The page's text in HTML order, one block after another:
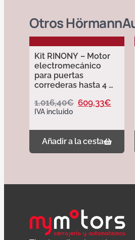
OtrosHörmann
Kit RINONY – Motor
electromecánico
para puertas
correderas hasta 4 m
1.016,40€ 609,33€
IVA incluido
Añadir a la cesta